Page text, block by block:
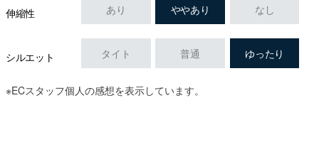
伸縮性 あり ややあり なし
シルエット タイト 普通 ゆったり
※ECスタッフ個人の感想を表示しています。